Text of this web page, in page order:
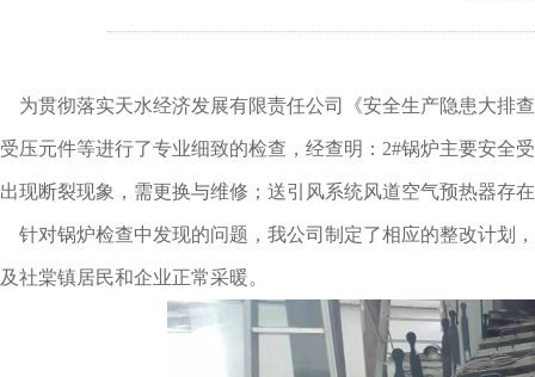
为贯彻落实天水经济发展有限责任公司《安全生产隐患大排
受压元件等进行了专业细致的检查，经查明：2#锅炉主要安全
出现断裂现象，需更换与维修；送引风系统风道空气预热器存
针对锅炉检查中发现的问题，我公司制定了相应的整改计划
及社棠镇居民和企业正常采暖。